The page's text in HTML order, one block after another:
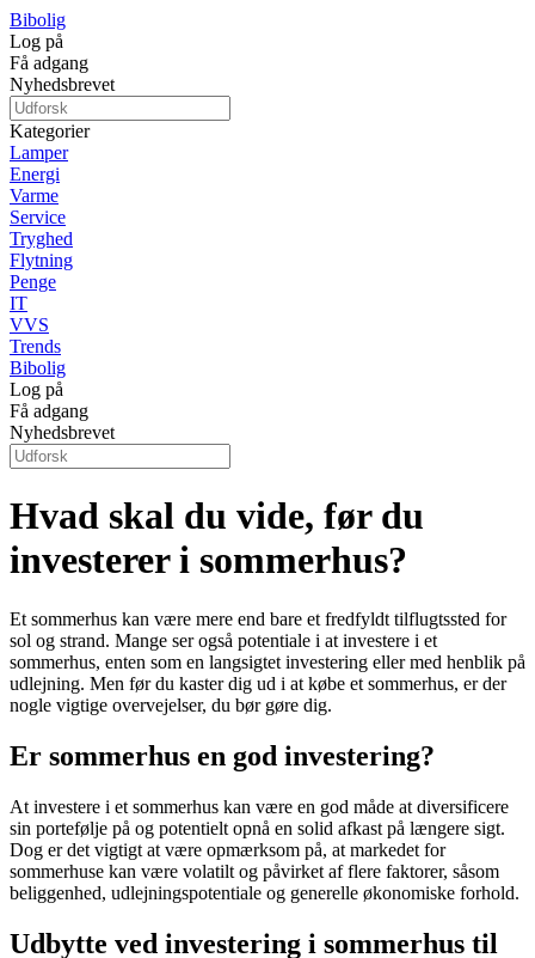
Bibolig
Log på
Få adgang
Nyhedsbrevet
Kategorier
Lamper
Energi
Varme
Service
Tryghed
Flytning
Penge
IT
VVS
Trends
Bibolig
Log på
Få adgang
Nyhedsbrevet
Hvad skal du vide, før du
investerer i sommerhus?
Et sommerhus kan være mere end bare et fredfyldt tilflugtssted for
sol og strand. Mange ser også potentiale i at investere i et
sommerhus, enten som en langsigtet investering eller med henblik på
udlejning. Men før du kaster dig ud i at købe et sommerhus, er der
nogle vigtige overvejelser, du bør gøre dig.
Er sommerhus en god investering?
At investere i et sommerhus kan være en god måde at diversificere
sin portefølje på og potentielt opnå en solid afkast på længere sigt.
Dog er det vigtigt at være opmærksom på, at markedet for
sommerhuse kan være volatilt og påvirket af flere faktorer, såsom
beliggenhed, udlejningspotentiale og generelle økonomiske forhold.
Udbytte ved investering i sommerhus til